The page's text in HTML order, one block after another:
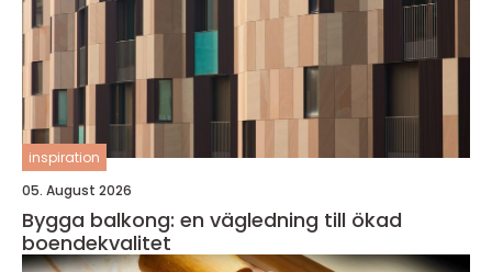
inspiration
05. August 2026
Bygga balkong: en vägledning till ökad
boendekvalitet